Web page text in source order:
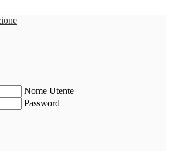
Nome Utente
Password